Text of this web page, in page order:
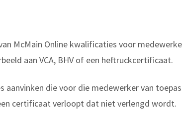
McMain Online kwalificaties voor
aan VCA, BHV of een heftruckcertificaat.
die voor die medewerker van
certificaat verloopt dat niet verlengd wordt.